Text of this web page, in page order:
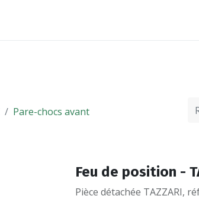
Pare-chocs avant
Feu de position -
Pièce détachée TAZZARI,